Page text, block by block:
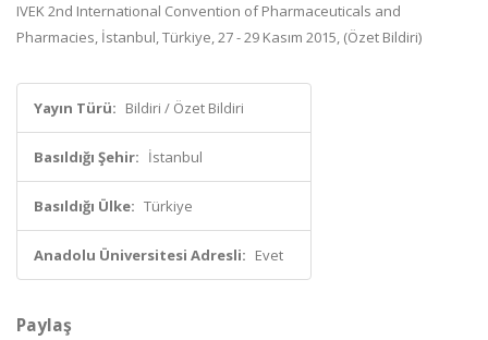
IVEK 2nd International Convention of Pharmaceuticals and
Pharmacies, İstanbul, Türkiye, 27 - 29 Kasım 2015, (Özet Bildiri)
Yayın Türü: Bildiri / Özet Bildiri
Basıldığı Şehir: İstanbul
Basıldığı Ülke: Türkiye
Anadolu Üniversitesi Adresli: Evet
Paylaş